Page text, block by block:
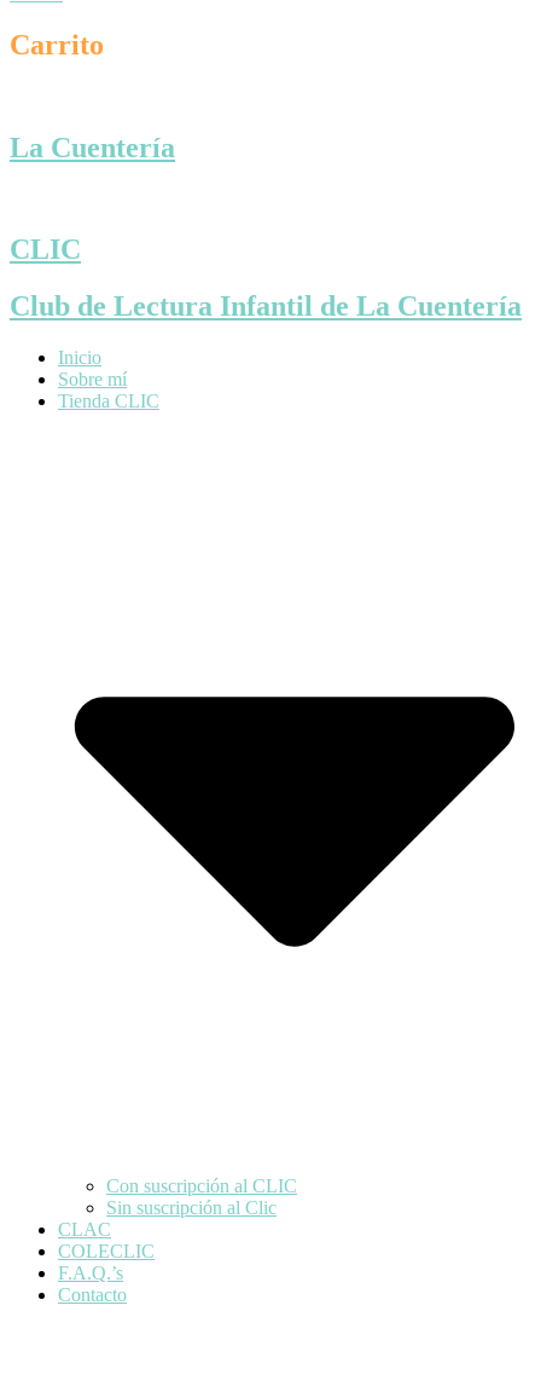
Carrito
La Cuentería
CLIC
Club de Lectura Infantil de La Cuentería
Inicio
Sobre mí
Tienda CLIC
Con suscripción al CLIC
Sin suscripción al Clic
CLAC
COLECLIC
F.A.Q.’s
Contacto